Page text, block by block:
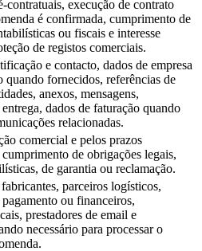
contratuais, execução de contrato
é confirmada, cumprimento de
ou fiscais e interesse
de registos comerciais.
e contacto, dados de empresa
quando fornecidos, referências de
anexos, mensagens,
dados de faturação quando
relacionadas.
comercial e pelos prazos
cumprimento de obrigações legais,
de garantia ou reclamação.
parceiros logísticos,
pagamento ou financeiros,
prestadores de email e
necessário para processar o